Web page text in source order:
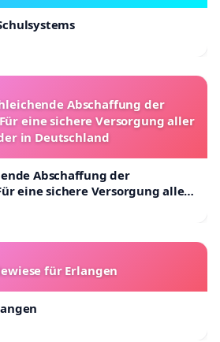
Abschaffung der
eine sichere Versorgung aller
in Deutschland
Abschaffung der
eine sichere Versorgung aller
für Erlangen